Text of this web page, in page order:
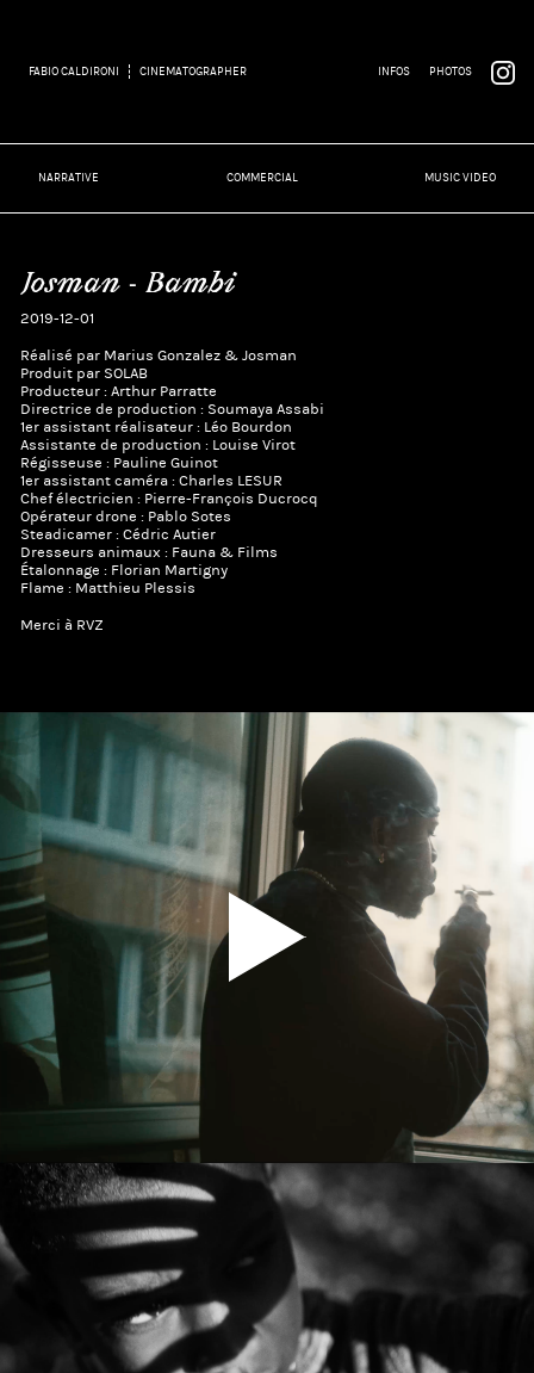
FABIO CALDIRONI CINEMATOGRAPHER INFOS PHOTOS
NARRATIVE COMMERCIAL MUSIC VIDEO
Josman - Bambi
2019-12-01
Réalisé par Marius Gonzalez & Josman
Produit par SOLAB
Producteur : Arthur Parratte
Directrice de production : Soumaya Assabi
1er assistant réalisateur : Léo Bourdon
Assistante de production : Louise Virot
Régisseuse : Pauline Guinot
1er assistant caméra : Charles LESUR
Chef électricien : Pierre-François Ducrocq
Opérateur drone : Pablo Sotes
Steadicamer : Cédric Autier
Dresseurs animaux : Fauna & Films
Étalonnage : Florian Martigny
Flame : Matthieu Plessis
Merci à RVZ